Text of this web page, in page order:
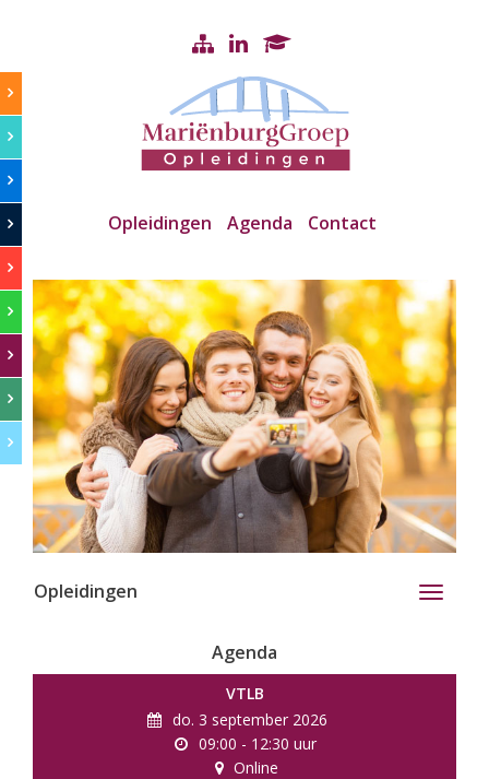
Opleidingen Agenda Contact
Toggle
Opleidingen
Agenda
VTLB
do. 3 september 2026
09:00 - 12:30 uur
Online